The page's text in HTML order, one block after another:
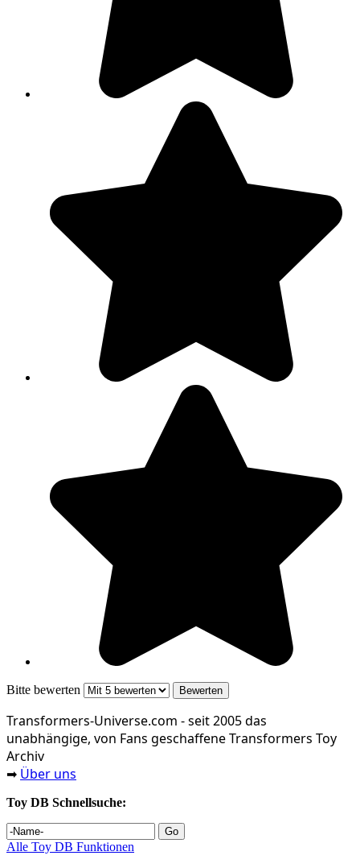
Bitte bewerten
Transformers‑Universe.com - seit 2005 das
unabhängige, von Fans geschaffene Transformers Toy
Archiv
➡ Über uns
Toy DB Schnellsuche:
Alle Toy DB Funktionen